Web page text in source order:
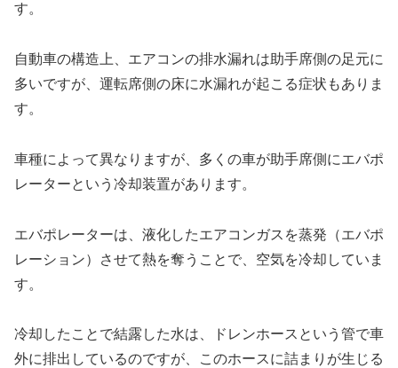
す。
自動車の構造上、エアコンの排水漏れは助手席側の足元に
多いですが、運転席側の床に水漏れが起こる症状もありま
す。
車種によって異なりますが、多くの車が助手席側にエバポ
レーターという冷却装置があります。
エバポレーターは、液化したエアコンガスを蒸発（エバポ
レーション）させて熱を奪うことで、空気を冷却していま
す。
冷却したことで結露した水は、ドレンホースという管で車
外に排出しているのですが、このホースに詰まりが生じる